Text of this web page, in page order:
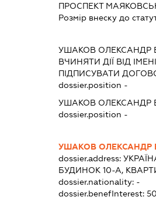
ПРОСПЕКТ
Розмір внеску до
УШАКОВ ОЛЕКСАНДР
ВЧИНЯТИ ДІЇ ВІД
ПІДПИСУВАТИ
dossier.position -
УШАКОВ ОЛЕКСАНДР
dossier.position -
УШАКОВ ОЛЕКСАНДР
dossier.address:
БУДИНОК 10-А,
dossier.nationality: -
dossier.benefInterest:50